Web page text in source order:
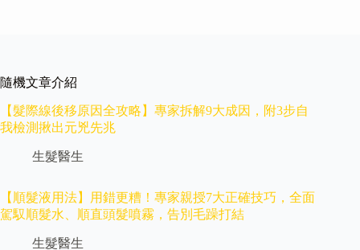
隨機文章介紹
【髮際線後移原因全攻略】專家拆解9大成因，附3步自
我檢測揪出元兇先兆
生髮醫生
【順髮液用法】用錯更糟！專家親授7大正確技巧，全面
駕馭順髮水、順直頭髮噴霧，告別毛躁打結
生髮醫生